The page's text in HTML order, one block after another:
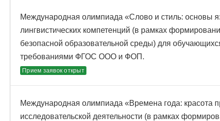
Международная олимпиада «Слово и стиль: основы
лингвистических компетенций (в рамках
безопасной образовательной среды) для
требованиями ФГОС ООО и ФОП.
Прием заявок открыт
Международная олимпиада «Времена года: красота
исследовательской деятельности (в рамках